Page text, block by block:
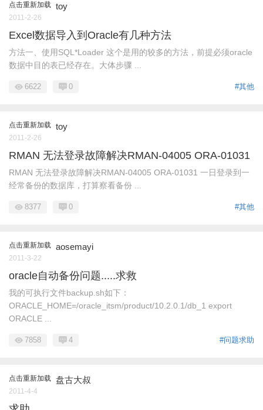
点击重新加载 toy
2011-2-26
Excel数据导入到Oracle有几种方法
方法一、使用SQL*Loader 这个是用的较多的方法，前提必须oracle
数据中目的表已经存在。大体步骤 ...
#其他
6622 0
点击重新加载 toy
2011-2-26
RMAN 无法登录故障解决RMAN-04005 ORA-01031
RMAN 无法登录故障解决RMAN-04005 ORA-01031 一日登录到一
经常备份的数据库，打算察看备份 ...
#其他
8377 0
点击重新加载 aosemayi
2011-3-22
oracle自动备份问题.....求救
我的可执行文件backup.sh如下：
ORACLE_HOME=/oracle_itsm/product/10.2.0.1/db_1 export
ORACLE ...
#问题求助
7858 4
点击重新加载 盘古大叔
2011-4-4